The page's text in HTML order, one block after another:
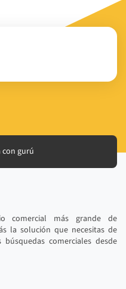
gurú
comercial más grande de
la solución que necesitas de
comerciales desde